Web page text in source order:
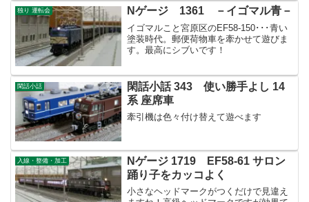
独り 運転会 Nゲージ 1361 －イゴマル青－
イゴマルこと宮原区のEF58-150･･･青い
塗装時代。郵便荷物車を牽かせて遊びま
す。最高にシブいです！
閑話小話
閑話小話 343 使い勝手よし 14
系 座席車
牽引機は色々付け替えて遊べます
入線・整備・加工
Nゲージ 1719 EF58-61 サロン
踊り子をカッコよく
小さなヘッドマークがつくだけで見違え